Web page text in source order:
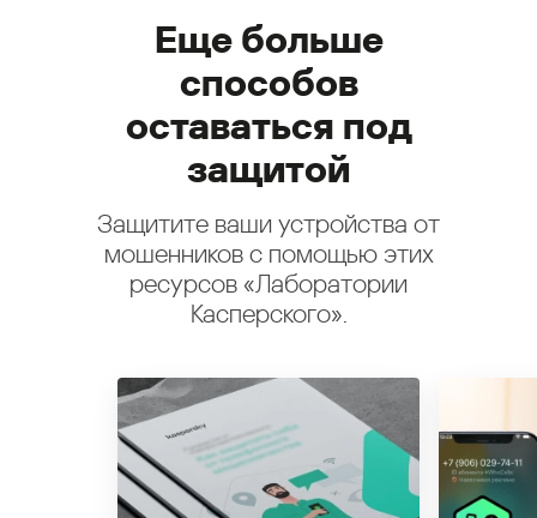
Еще больше
способов
оставаться под
защитой
Защитите ваши устройства от
мошенников с помощью этих
ресурсов «Лаборатории
Касперского».